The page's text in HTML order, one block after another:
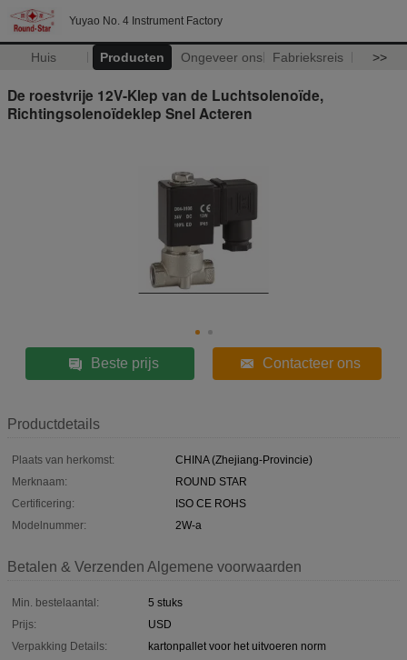
Yuyao No. 4 Instrument Factory
Huis Producten Ongeveer ons Fabrieksreis >>
De roestvrije 12V-Klep van de Luchtsolenoïde,
Richtingsolenoïdeklep Snel Acteren
Beste prijs Contacteer ons
Productdetails
Plaats van herkomst:
CHINA (Zhejiang-Provincie)
Merknaam:
ROUND STAR
Certificering:
ISO CE ROHS
Modelnummer:
2W-a
Betalen & Verzenden Algemene voorwaarden
Min. bestelaantal:
5 stuks
Prijs:
USD
Verpakking Details:
kartonpallet voor het uitvoeren norm